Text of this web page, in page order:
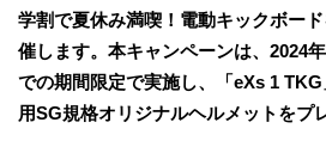
学割で夏休み満喫！電動キックボー
催します。本キャンペーンは、2024
での期間限定で実施し、「eXs 1
用SG規格オリジナルヘルメットをプ